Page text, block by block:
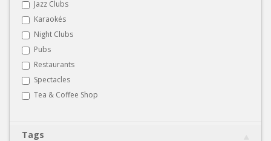
Jazz Clubs
Karaokés
Night Clubs
Pubs
Restaurants
Spectacles
Tea & Coffee Shop
Tags